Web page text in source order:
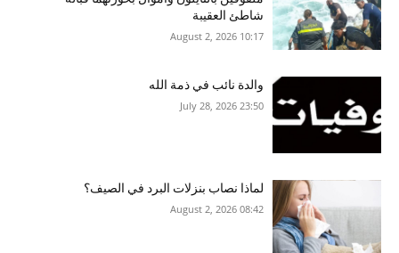
شاطئ العقيبة
10:17 2026 ,August 2
والدة نائب في ذمة الله
23:50 2026 ,July 28
لماذا نصاب بنزلات البرد في الصيف؟
08:42 2026 ,August 2